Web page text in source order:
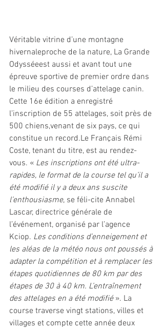
Véritable vitrine d’une montagne
hivernaleproche de la nature, La Grande
Odysséeest aussi et avant tout une
épreuve sportive de premier ordre dans
le milieu des courses d’attelage canin.
Cette 16e édition a enregistré
l’inscription de 55 attelages, soit près de
500 chiens,venant de six pays, ce qui
constitue un record.Le Français Rémi
Coste, tenant du titre, est au rendez-
vous. « Les inscriptions ont été ultra-
rapides, le format de la course tel qu’il a
été modifié il y a deux ans suscite
l’enthousiasme, se féli-cite Annabel
Lascar, directrice générale de
l’événement, organisé par l’agence
Kciop. Les conditions d’enneigement et
les aléas de la météo nous ont poussés à
adapter la compétition et à remplacer les
étapes quotidiennes de 80 km par des
étapes de 30 à 40 km. L’entraînement
des attelages en a été modifié ». La
course traverse vingt stations, villes et
villages et compte cette année deux